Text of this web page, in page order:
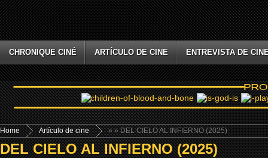
CHRONIQUE CINÉ ARTÍCULO DE CINE ENTREVISTA DE
Home »
Artículo de cine » DEL CIELO AL INFIERNO (2025)
DEL CIELO AL INFIERNO (2025)